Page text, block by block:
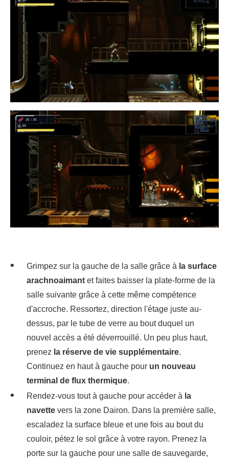
Grimpez sur la gauche de la salle grâce à la surface
arachnoaimant et faites baisser la plate-forme de la
salle suivante grâce à cette même compétence
d'accroche. Ressortez, direction l'étage juste au-
dessus, par le tube de verre au bout duquel un
nouvel accès a été déverrouillé. Un peu plus haut,
prenez la réserve de vie supplémentaire.
Continuez en haut à gauche pour un nouveau
terminal de flux thermique.
Rendez-vous tout à gauche pour accéder à la
navette vers la zone Dairon. Dans la première salle,
escaladez la surface bleue et une fois au bout du
couloir, pétez le sol grâce à votre rayon. Prenez la
porte sur la gauche pour une salle de sauvegarde,